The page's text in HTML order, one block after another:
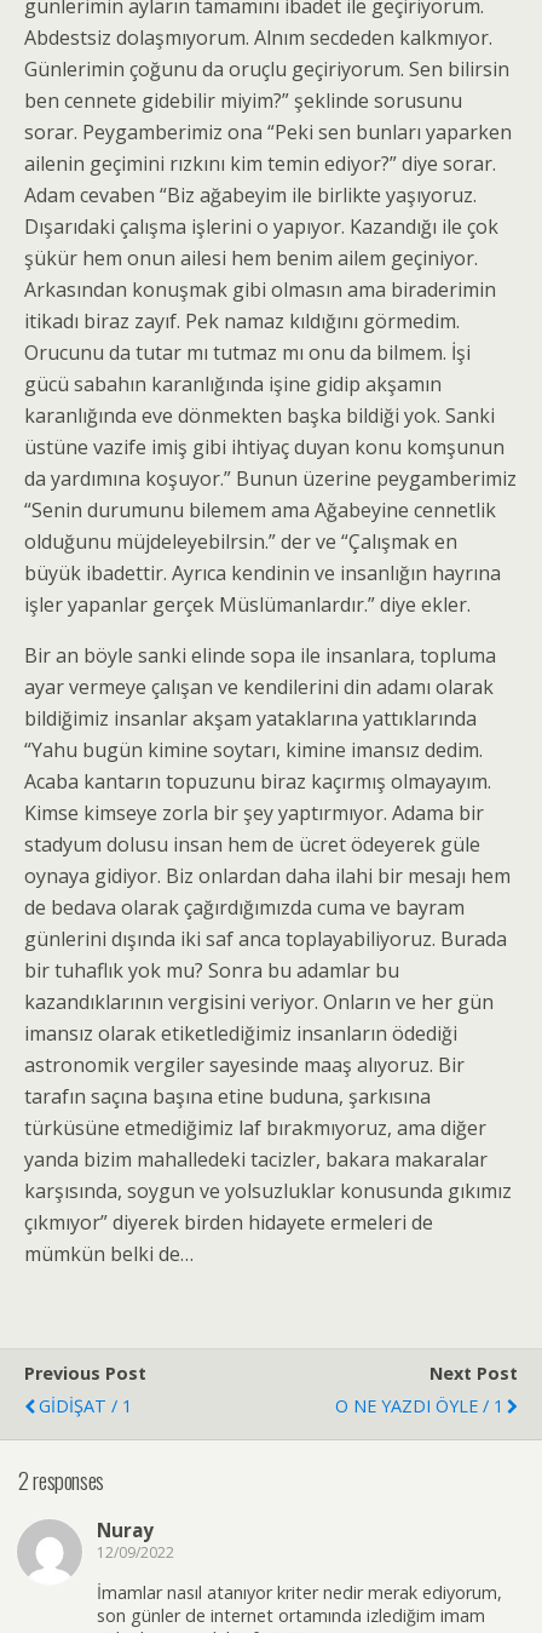
günlerimin ayların tamamını ibadet ile geçiriyorum.
Abdestsiz dolaşmıyorum. Alnım secdeden kalkmıyor.
Günlerimin çoğunu da oruçlu geçiriyorum. Sen bilirsin
ben cennete gidebilir miyim?” şeklinde sorusunu
sorar. Peygamberimiz ona “Peki sen bunları yaparken
ailenin geçimini rızkını kim temin ediyor?” diye sorar.
Adam cevaben “Biz ağabeyim ile birlikte yaşıyoruz.
Dışarıdaki çalışma işlerini o yapıyor. Kazandığı ile çok
şükür hem onun ailesi hem benim ailem geçiniyor.
Arkasından konuşmak gibi olmasın ama biraderimin
itikadı biraz zayıf. Pek namaz kıldığını görmedim.
Orucunu da tutar mı tutmaz mı onu da bilmem. İşi
gücü sabahın karanlığında işine gidip akşamın
karanlığında eve dönmekten başka bildiği yok. Sanki
üstüne vazife imiş gibi ihtiyaç duyan konu komşunun
da yardımına koşuyor.” Bunun üzerine peygamberimiz
“Senin durumunu bilemem ama Ağabeyine cennetlik
olduğunu müjdeleyebilrsin.” der ve “Çalışmak en
büyük ibadettir. Ayrıca kendinin ve insanlığın hayrına
işler yapanlar gerçek Müslümanlardır.” diye ekler.
Bir an böyle sanki elinde sopa ile insanlara, topluma
ayar vermeye çalışan ve kendilerini din adamı olarak
bildiğimiz insanlar akşam yataklarına yattıklarında
“Yahu bugün kimine soytarı, kimine imansız dedim.
Acaba kantarın topuzunu biraz kaçırmış olmayayım.
Kimse kimseye zorla bir şey yaptırmıyor. Adama bir
stadyum dolusu insan hem de ücret ödeyerek güle
oynaya gidiyor. Biz onlardan daha ilahi bir mesajı hem
de bedava olarak çağırdığımızda cuma ve bayram
günlerini dışında iki saf anca toplayabiliyoruz. Burada
bir tuhaflık yok mu? Sonra bu adamlar bu
kazandıklarının vergisini veriyor. Onların ve her gün
imansız olarak etiketlediğimiz insanların ödediği
astronomik vergiler sayesinde maaş alıyoruz. Bir
tarafın saçına başına etine buduna, şarkısına
türküsüne etmediğimiz laf bırakmıyoruz, ama diğer
yanda bizim mahalledeki tacizler, bakara makaralar
karşısında, soygun ve yolsuzluklar konusunda gıkımız
çıkmıyor” diyerek birden hidayete ermeleri de
mümkün belki de…
Previous Post
GİDİŞAT / 1
Next Post
O NE YAZDI ÖYLE / 1
2 responses
Nuray
12/09/2022
İmamlar nasıl atanıyor kriter nedir merak ediyorum,
son günler de internet ortamında izlediğim imam